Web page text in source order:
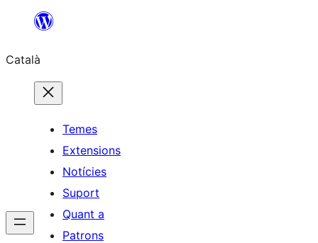
contingut
Català
Temes
Extensions
Notícies
Suport
Quant a
Patrons